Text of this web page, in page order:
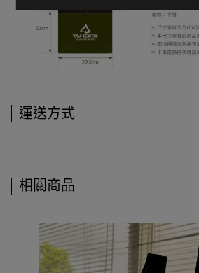
運送方式
相關商品